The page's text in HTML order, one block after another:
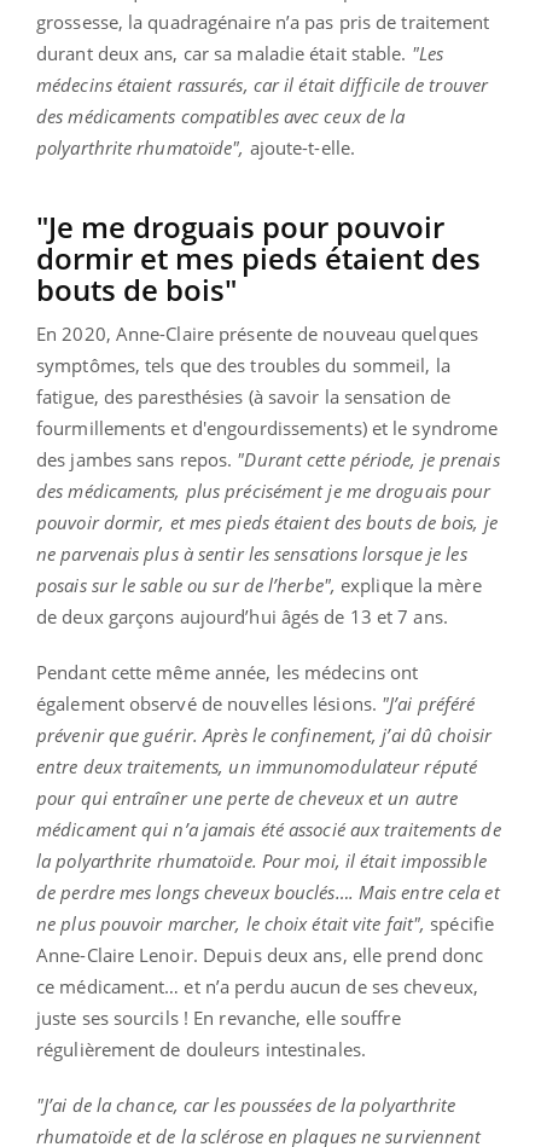
grossesse, la quadragénaire n’a pas pris de traitement
durant deux ans, car sa maladie était stable. "Les
médecins étaient rassurés, car il était difficile de trouver
des médicaments compatibles avec ceux de la
polyarthrite rhumatoïde", ajoute-t-elle.
"Je me droguais pour pouvoir
dormir et mes pieds étaient des
bouts de bois"
En 2020, Anne-Claire présente de nouveau quelques
symptômes, tels que des troubles du sommeil, la
fatigue, des paresthésies (à savoir la sensation de
fourmillements et d'engourdissements) et le syndrome
des jambes sans repos. "Durant cette période, je prenais
des médicaments, plus précisément je me droguais pour
pouvoir dormir, et mes pieds étaient des bouts de bois, je
ne parvenais plus à sentir les sensations lorsque je les
posais sur le sable ou sur de l’herbe", explique la mère
de deux garçons aujourd’hui âgés de 13 et 7 ans.
Pendant cette même année, les médecins ont
également observé de nouvelles lésions. "J’ai préféré
prévenir que guérir. Après le confinement, j’ai dû choisir
entre deux traitements, un immunomodulateur réputé
pour qui entraîner une perte de cheveux et un autre
médicament qui n’a jamais été associé aux traitements de
la polyarthrite rhumatoïde. Pour moi, il était impossible
de perdre mes longs cheveux bouclés…. Mais entre cela et
ne plus pouvoir marcher, le choix était vite fait", spécifie
Anne-Claire Lenoir. Depuis deux ans, elle prend donc
ce médicament… et n’a perdu aucun de ses cheveux,
juste ses sourcils ! En revanche, elle souffre
régulièrement de douleurs intestinales.
"J’ai de la chance, car les poussées de la polyarthrite
rhumatoïde et de la sclérose en plaques ne surviennent